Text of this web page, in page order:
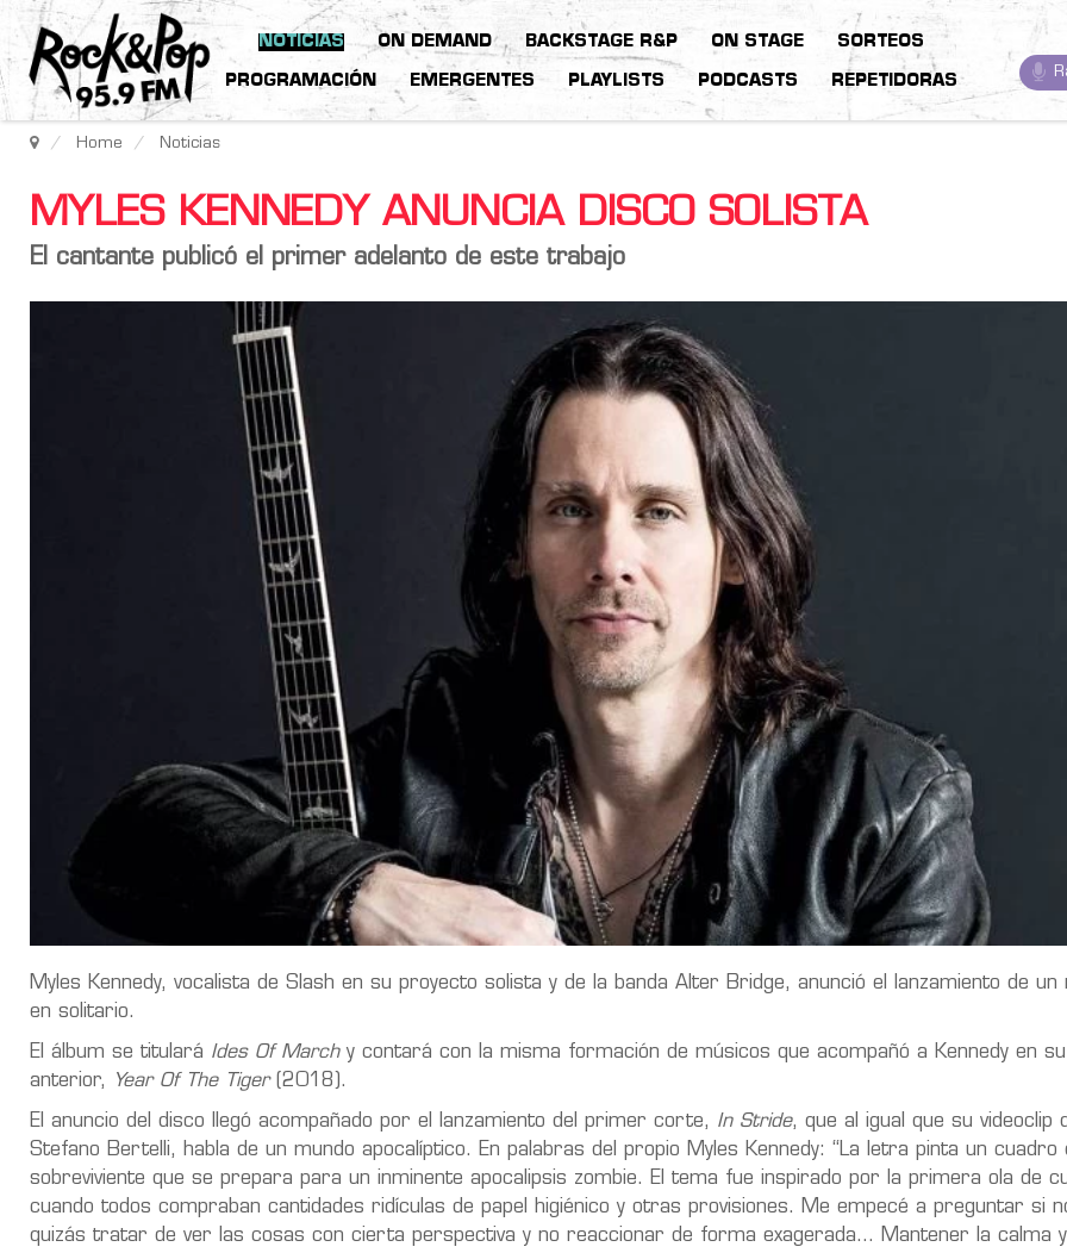
NOTICIAS ON DEMAND BACKSTAGE R&P ON STAGE SORTEOS
PROGRAMACIÓN EMERGENTES PLAYLISTS PODCASTS REPETIDORAS
Home Noticias
MYLES KENNEDY ANUNCIA DISCO SOLISTA
El cantante publicó el primer adelanto de este trabajo
Myles Kennedy, vocalista de Slash en su proyecto solista y de la banda Alter Bridge, anunció el lanzamiento de un
en solitario.
El álbum se titulará Ides Of Marchy contará con la misma formación de músicos que acompañó a Kennedy en
anterior,
Year Of The Tiger(2018).
El anuncio del disco llegó acompañado por el lanzamiento del primer corte, In Stride, que al igual que su videoclip
Stefano Bertelli, habla de un mundo apocalíptico. En palabras del propio Myles Kennedy: “La letra pinta un cuadro
sobreviviente que se prepara para un inminente apocalipsis zombie. El tema fue inspirado por la primera ola de
cuando todos compraban cantidades ridículas de papel higiénico y otras provisiones. Me empecé a preguntar si
quizás tratar de ver las cosas con cierta perspectiva y no reaccionar de forma exagerada… Mantener la calma